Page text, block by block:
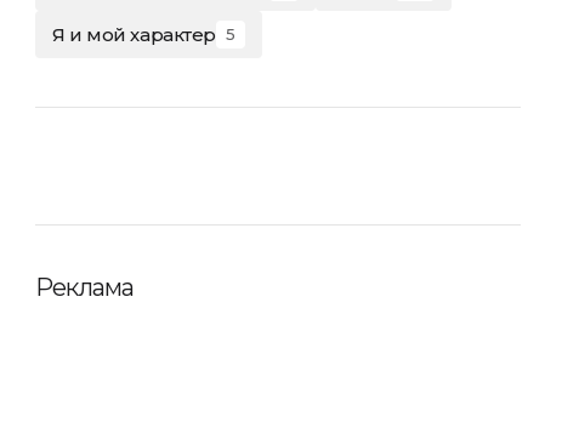
Я и мой характер 5
Реклама